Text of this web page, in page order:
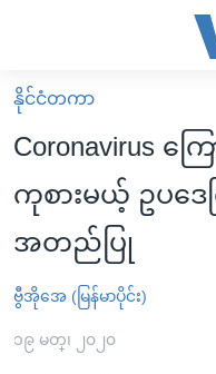
လွယ်ကူ
စေ
Link
များ
ပင်မ
မူလစာမျက်နှာ
မြန်မာ
ကမ္ဘာ့သတင်းများ
နိုင်ငံတကာ
အစ္စရေး-ပါလက်စတိုင်း
ဗွီဒီယို
အင်္ဂလိပ်စာလေ့လာမယ်
နိုင်ငံတကာ
Coronavirus က
ကုစားမယ့် ဥပဒ
အတည်ပြု
ဗွီအိုအေ (မြန်မာပိုင်း)
၁၉ မတ္၊ ၂၀၂၀